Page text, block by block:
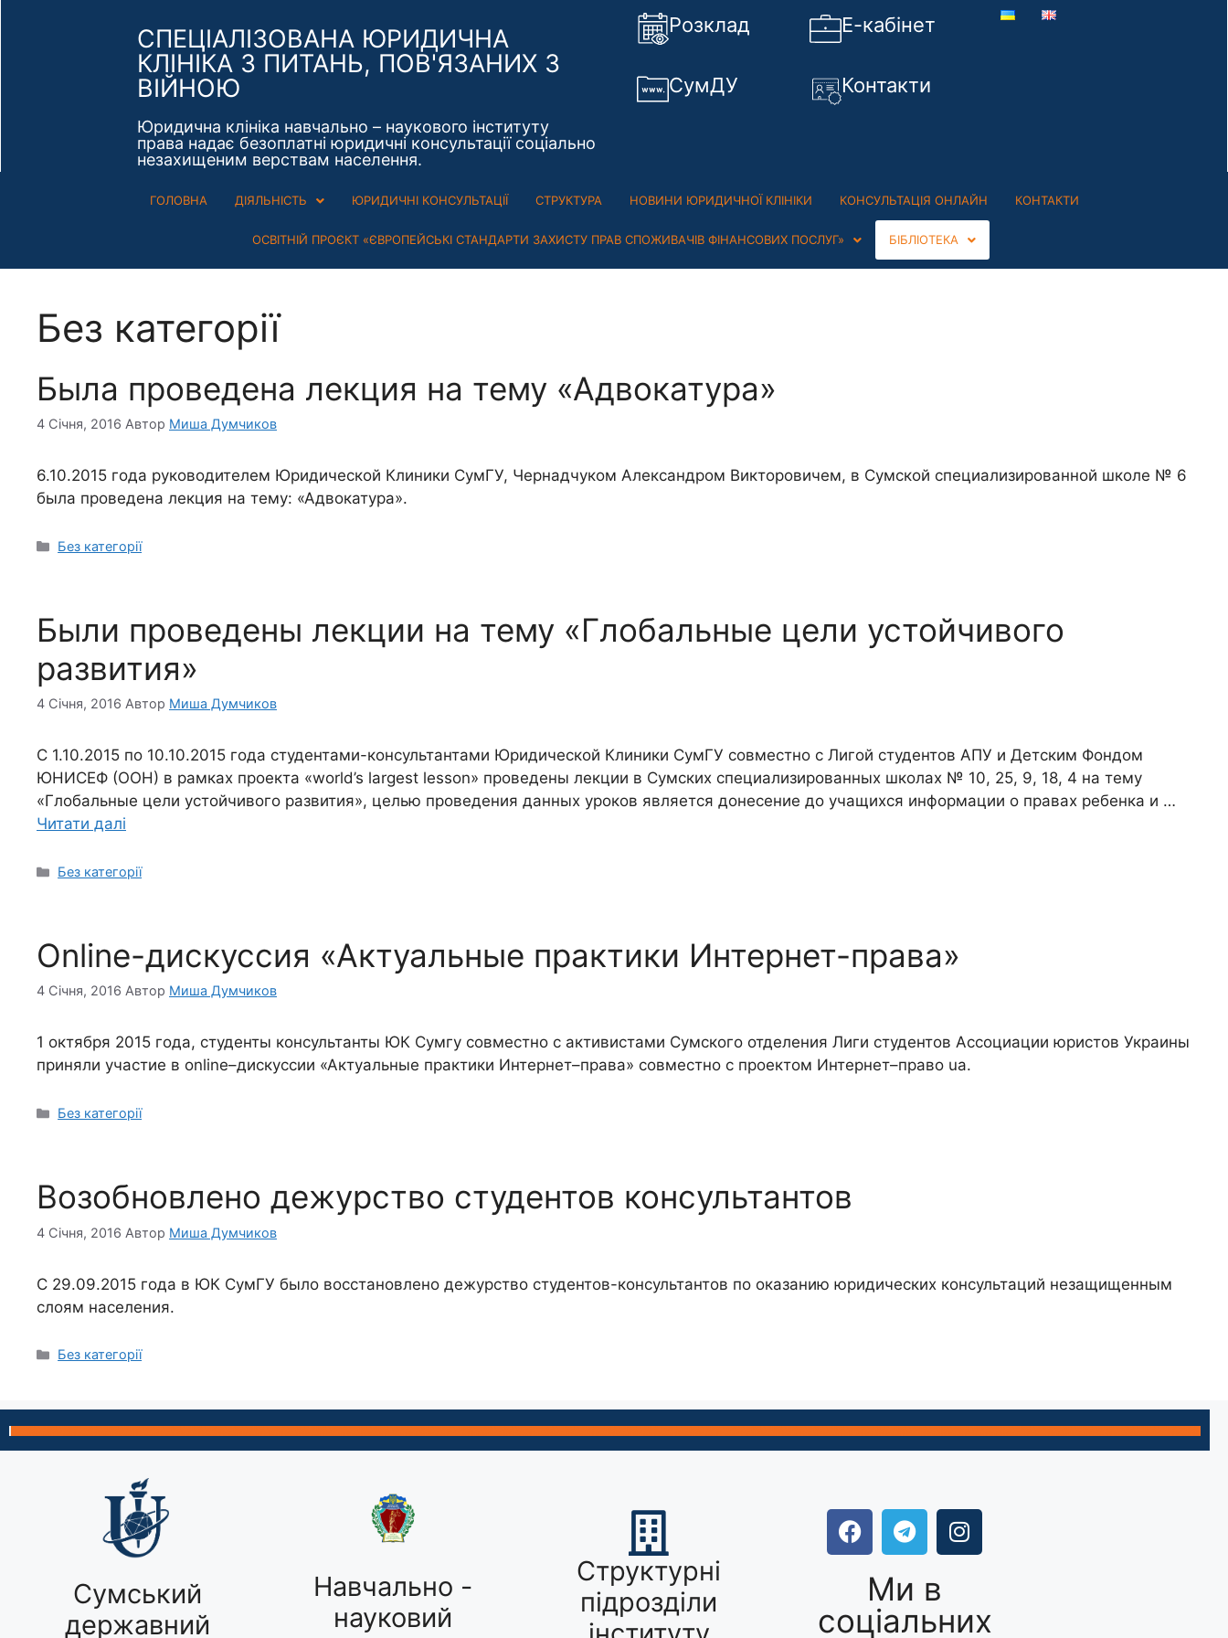
СПЕЦІАЛІЗОВАНА ЮРИДИЧНА
КЛІНІКА З ПИТАНЬ, ПОВ'ЯЗАНИХ З
ВІЙНОЮ
Юридична клініка навчально – наукового інституту
права надає безоплатні юридичні консультації соціально
незахищеним верствам населення.
Розклад Е-кабінет
СумДУ Контакти
ГОЛОВНА ДІЯЛЬНІСТЬ ЮРИДИЧНІ КОНСУЛЬТАЦІЇ СТРУКТУРА НОВИНИ ЮРИДИЧНОЇ КЛІНІКИ КОНСУЛЬТАЦІЯ ОНЛАЙН КОНТАКТИ
ОСВІТНІЙ ПРОЄКТ «ЄВРОПЕЙСЬКІ СТАНДАРТИ ЗАХИСТУ ПРАВ СПОЖИВАЧІВ ФІНАНСОВИХ ПОСЛУГ» БІБЛІОТЕКА
Без категорії
Была проведена лекция на тему «Адвокатура»
4 Січня, 2016 Автор Миша Думчиков
6.10.2015 года руководителем Юридической Клиники СумГУ, Чернадчуком Александром Викторовичем, в Сумской специализированной школе № 6
была проведена лекция на тему: «Адвокатура».
Без категорії
Были проведены лекции на тему «Глобальные цели устойчивого
развития»
4 Січня, 2016 Автор Миша Думчиков
С 1.10.2015 по 10.10.2015 года студентами-консультантами Юридической Клиники СумГУ совместно с Лигой студентов АПУ и Детским Фондом
ЮНИСЕФ (ООН) в рамках проекта «world’s largest lesson» проведены лекции в Сумских специализированных школах № 10, 25, 9, 18, 4 на тему
«Глобальные цели устойчивого развития», целью проведения данных уроков является донесение до учащихся информации о правах ребенка и …
Читати далі
Без категорії
Online-дискуссия «Актуальные практики Интернет-права»
4 Січня, 2016 Автор Миша Думчиков
1 октября 2015 года, студенты консультанты ЮК Сумгу совместно с активистами Сумского отделения Лиги студентов Ассоциации юристов Украины
приняли участие в online–дискуссии «Актуальные практики Интернет–права» совместно с проектом Интернет–право ua.
Без категорії
Возобновлено дежурство студентов консультантов
4 Січня, 2016 Автор Миша Думчиков
C 29.09.2015 года в ЮК СумГУ было восстановлено дежурство студентов-консультантов по оказанию юридических консультаций незащищенным
слоям населения.
Без категорії
Сумський
державний
Навчально -
науковий
Структурні
підрозділи
Ми в
соціальних